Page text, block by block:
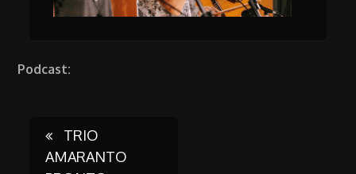
Podcast:
Post
TRIO
AMARANTO